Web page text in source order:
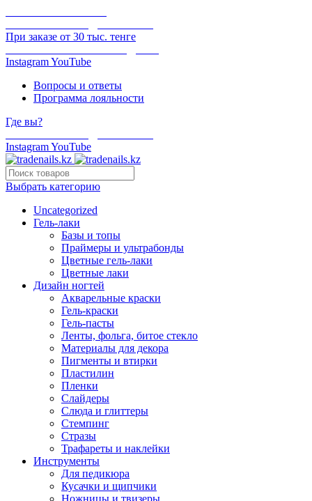
При заказе от 30 тыс. тенге
InstagramYouTube
Вопросы и ответы
Программа лояльности
Где вы?
InstagramYouTube
Выбрать категорию
Uncategorized
Гель-лаки
Базы и топы
Праймеры и ультрабонды
Цветные гель-лаки
Цветные лаки
Дизайн ногтей
Акварельные краски
Гель-краски
Гель-пасты
Ленты, фольга, битое стекло
Материалы для декора
Пигменты и втирки
Пластилин
Пленки
Слайдеры
Слюда и глиттеры
Стемпинг
Стразы
Трафареты и наклейки
Инструменты
Для педикюра
Кусачки и щипчики
Ножницы и твизеры